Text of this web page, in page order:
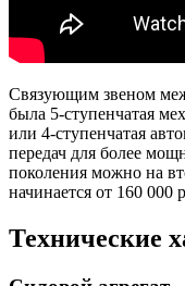
Связующим звеном
была 5-ступенчатая
или 4-ступенчатая
передач для более
поколения можно на
начинается от 160 000
Технические